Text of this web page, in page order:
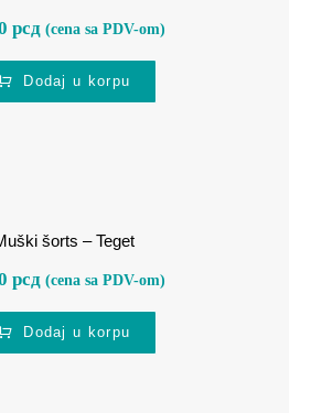
рсд (cena sa PDV-om)
Dodaj u korpu
šorts – Teget
рсд (cena sa PDV-om)
Dodaj u korpu